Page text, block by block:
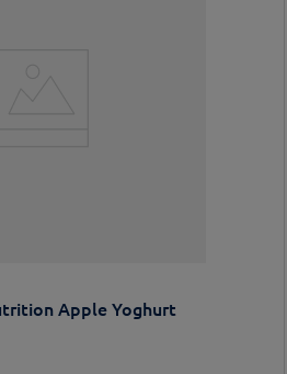
Apple Yoghurt